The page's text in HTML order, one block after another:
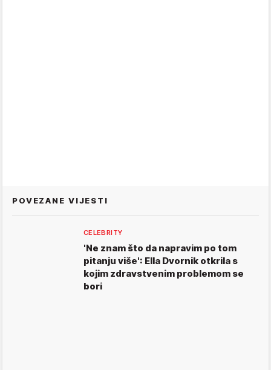
POVEZANE VIJESTI
CELEBRITY
'Ne znam što da napravim po tom
pitanju više': Ella Dvornik otkrila s
kojim zdravstvenim problemom se
bori